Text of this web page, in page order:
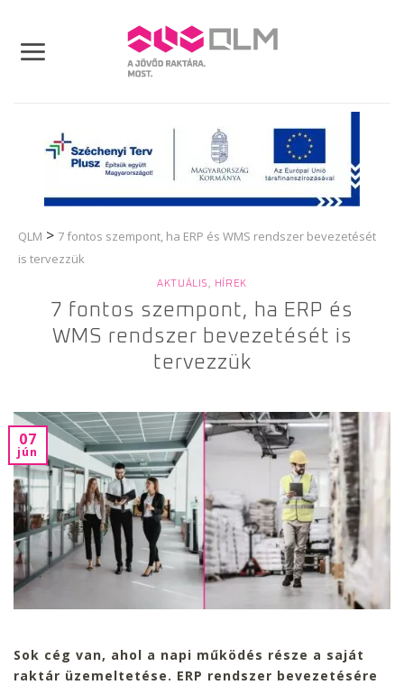
content
QLM > 7 fontos szempont, ha ERP és WMS rendszer bevezetését
is tervezzük
AKTUÁLIS HÍREK
7 fontos szempont, ha ERP és
WMS rendszer bevezetését is
tervezzük
07
jún
Sok cég van, ahol a napi működés része a saját
raktár üzemeltetése. ERP rendszer bevezetésére